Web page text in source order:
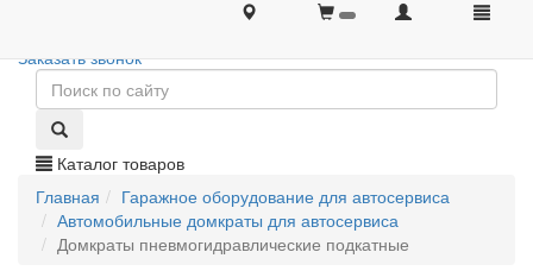
+7 (495) 646-08-66 +7 (495) 646-08-66
Заказать звонок
Каталог товаров
Главная
Гаражное оборудование для автосервиса
Автомобильные домкраты для автосервиса
Домкраты пневмогидравлические подкатные